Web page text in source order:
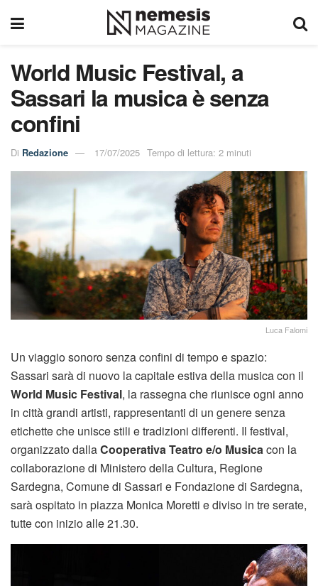
World Music Festival, a
Sassari la musica è senza
confini
Di Redazione 17/07/2025 Tempo di lettura: 2 minuti
Luca Falomi
Un viaggio sonoro senza confini di tempo e spazio:
Sassari sarà di nuovo la capitale estiva della musica con il
World Music Festival, la rassegna che riunisce ogni anno
in città grandi artisti, rappresentanti di un genere senza
etichette che unisce stili e tradizioni differenti. Il festival,
organizzato dallaCooperativa Teatro e/o Musicacon la
collaborazione di Ministero della Cultura, Regione
Sardegna, Comune di Sassari e Fondazione di Sardegna,
sarà ospitato in piazza Monica Moretti e diviso in tre serate,
tutte con inizio alle 21.30.